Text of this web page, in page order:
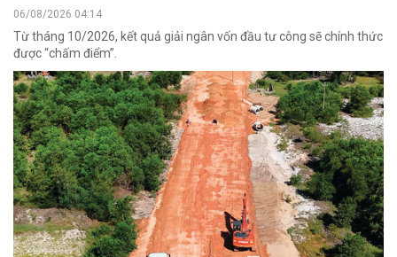
06/08/2026 04:14
Từ tháng 10/2026, kết quả giải ngân vốn đầu tư công sẽ chính thức
được “chấm điểm”.